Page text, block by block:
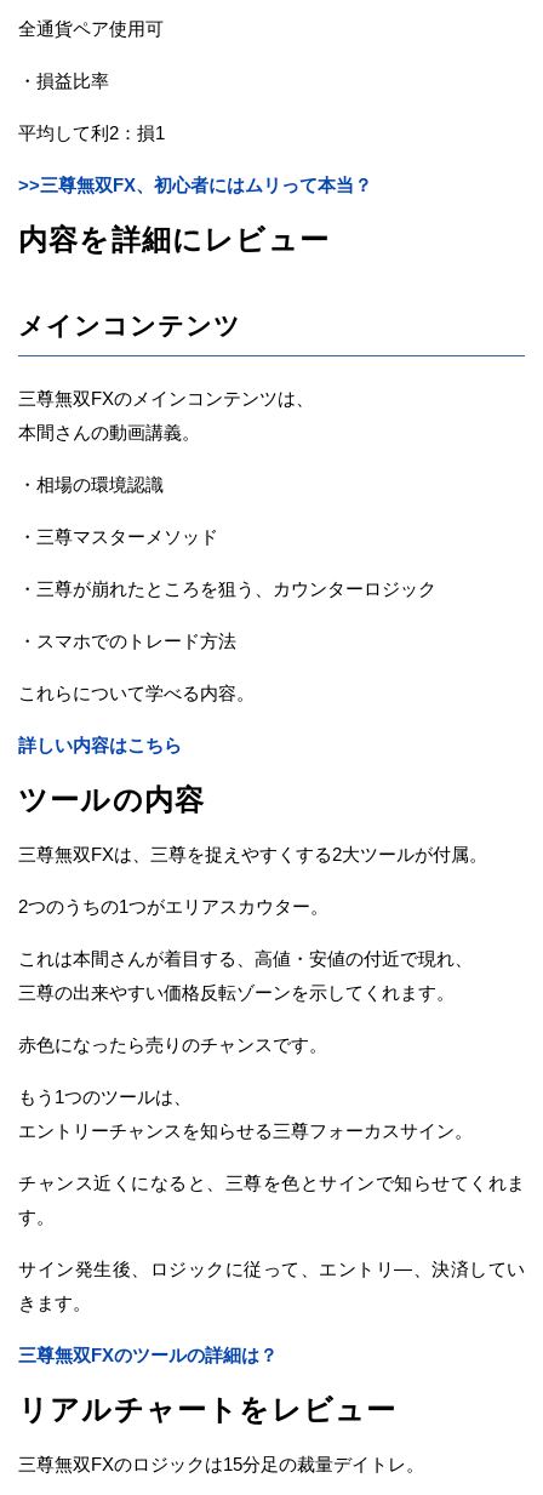
全通貨ペア使用可
・損益比率
平均して利2：損1
>>三尊無双FX、初心者にはムリって本当？
内容を詳細にレビュー
メインコンテンツ
三尊無双FXのメインコンテンツは、
本間さんの動画講義。
・相場の環境認識
・三尊マスターメソッド
・三尊が崩れたところを狙う、カウンターロジック
・スマホでのトレード方法
これらについて学べる内容。
詳しい内容はこちら
ツールの内容
三尊無双FXは、三尊を捉えやすくする2大ツールが付属。
2つのうちの1つがエリアスカウター。
これは本間さんが着目する、高値・安値の付近で現れ、
三尊の出来やすい価格反転ゾーンを示してくれます。
赤色になったら売りのチャンスです。
もう1つのツールは、
エントリーチャンスを知らせる三尊フォーカスサイン。
チャンス近くになると、三尊を色とサインで知らせてくれま
す。
サイン発生後、ロジックに従って、エントリ―、決済してい
きます。
三尊無双FXのツールの詳細は？
リアルチャートをレビュー
三尊無双FXのロジックは15分足の裁量デイトレ。